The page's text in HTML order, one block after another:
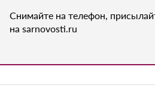
Снимайте на телефон,
на sarnovosti.ru